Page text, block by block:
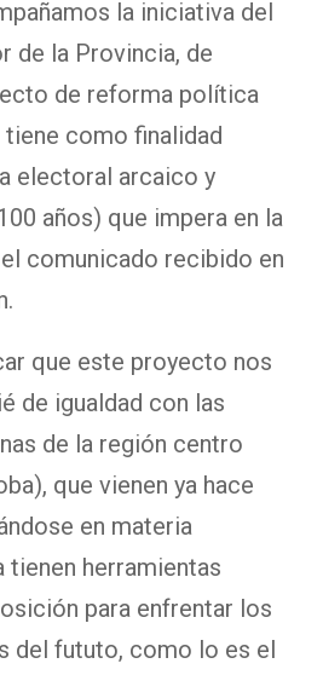
la iniciativa del
de la Provincia, de
de reforma política
tiene como finalidad
electoral arcaico y
años) que impera en la
comunicado recibido en
que este proyecto nos
de igualdad con las
de la región centro
que vienen ya hace
en materia
tienen herramientas
para enfrentar los
del fututo, como lo es el